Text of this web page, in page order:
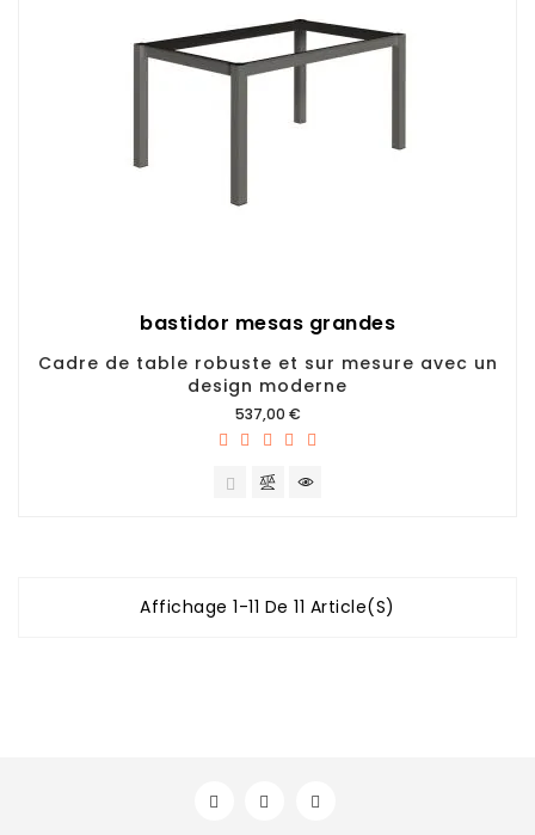
bastidor mesas grandes
Cadre de table robuste et sur mesure avec un
design moderne
Prix
537,00 €
Affichage 1-11 De 11 Article(s)